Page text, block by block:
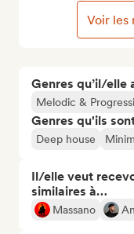
Genres qu’il/elle
Melodic &
Genres qu'ils
Deep house
Il/elle veut
similaires à…
Massano
Voir les